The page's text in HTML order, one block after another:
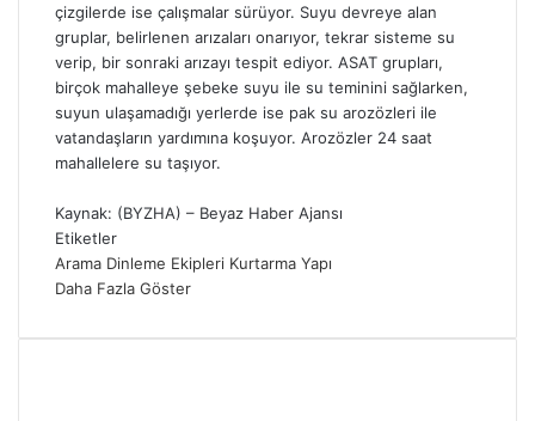
çizgilerde ise çalışmalar sürüyor. Suyu devreye alan
gruplar, belirlenen arızaları onarıyor, tekrar sisteme su
verip, bir sonraki arızayı tespit ediyor. ASAT grupları,
birçok mahalleye şebeke suyu ile su teminini sağlarken,
suyun ulaşamadığı yerlerde ise pak su arozözleri ile
vatandaşların yardımına koşuyor. Arozözler 24 saat
mahallelere su taşıyor.
Kaynak: (BYZHA) – Beyaz Haber Ajansı
Etiketler
Arama Dinleme Ekipleri Kurtarma Yapı
Daha Fazla Göster